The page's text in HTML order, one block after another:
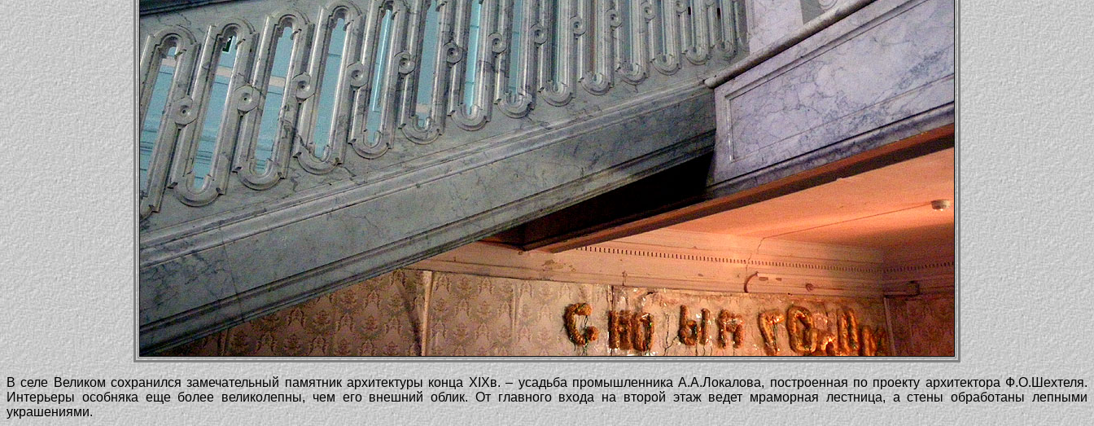
В селе Великом сохранился замечательный памятник архитектуры конца XIXв. – усадьба промышленника А.А.Локалова, построенная по проекту архитектора Ф.О.Шехтеля.
Интерьеры особняка еще более великолепны, чем его внешний облик. От главного входа на второй этаж ведет мраморная лестница, а стены обработаны лепными
украшениями.